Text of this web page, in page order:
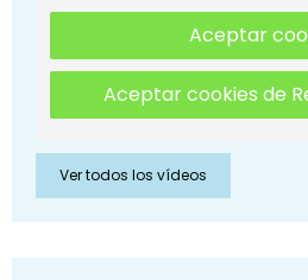
Aceptar
Aceptar cookies de
Ver todos los vídeos